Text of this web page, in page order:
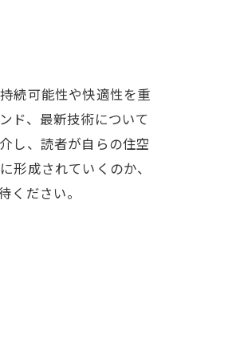
続可能性や快適性を重
ド、最新技術について
し、読者が自らの住空
成されていくのか、
ださい。